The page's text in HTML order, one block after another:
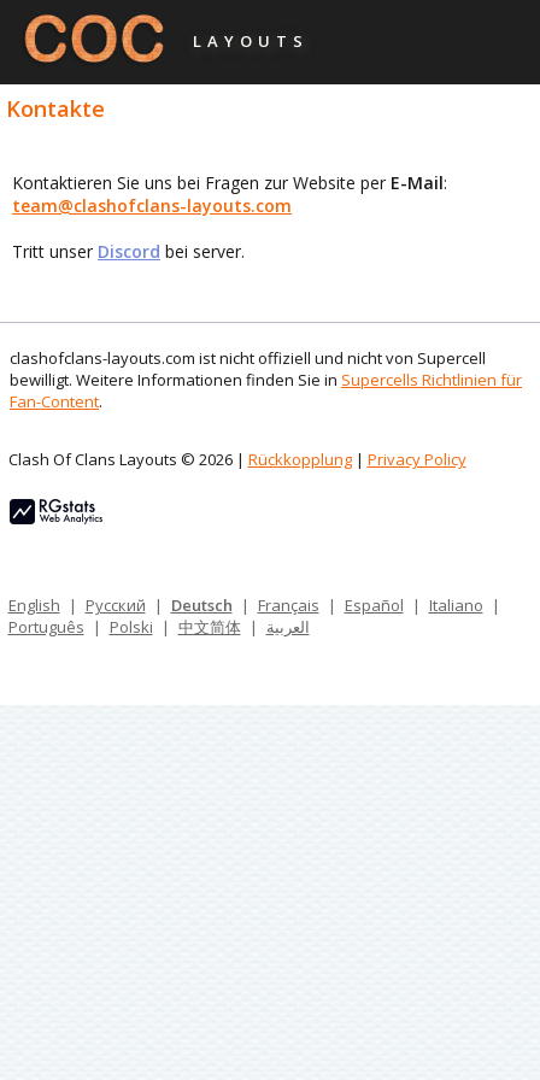
LAYOUTS
Kontakte
Kontaktieren Sie uns bei Fragen zur Website per E-Mail:
team@clashofclans-layouts.com
Tritt unser Discord bei server.
clashofclans-layouts.com ist nicht offiziell und nicht von Supercell
bewilligt. Weitere Informationen finden Sie in Supercells Richtlinien für
Fan-Content.
Clash Of Clans Layouts © 2026 | Rückkopplung| Privacy Policy
English | Русский | Deutsch | Français | Español | Italiano
|
Português
| Polski | 中文简体 | العربية